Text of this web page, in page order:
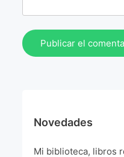
Novedades
Mi biblioteca, libros